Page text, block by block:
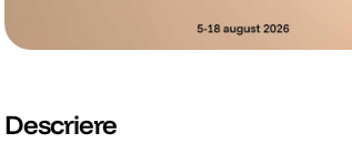
Descriere